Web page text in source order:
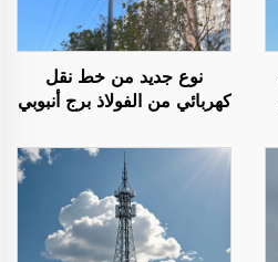
نوع جديد من خط نقل
كهربائي من الفولاذ برج أنبوبي
الفولاذ برج قطب واحد